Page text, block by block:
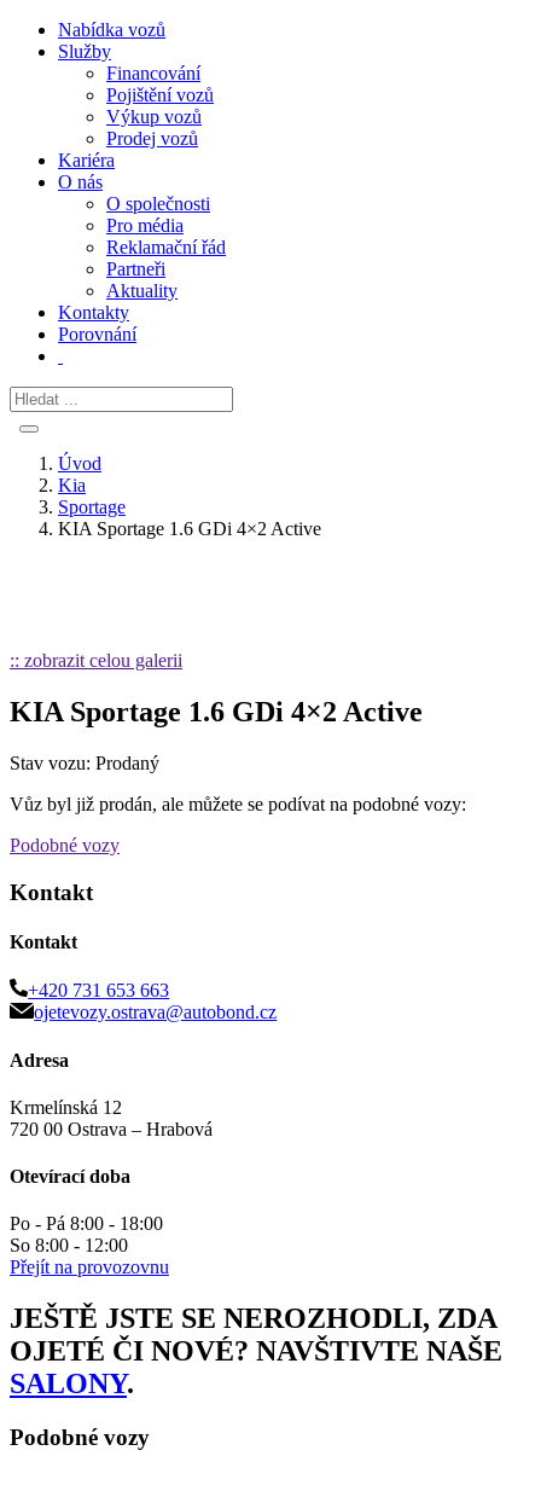
Nabídka vozů
Služby
Financování
Pojištění vozů
Výkup vozů
Prodej vozů
Kariéra
O nás
O společnosti
Pro média
Reklamační řád
Partneři
Aktuality
Kontakty
Porovnání
Úvod
Kia
Sportage
KIA Sportage 1.6 GDi 4×2 Active
:: zobrazit celou galerii
KIA Sportage 1.6 GDi 4×2 Active
Stav vozu: Prodaný
Vůz byl již prodán, ale můžete se podívat na podobné vozy:
Podobné vozy
Kontakt
Kontakt
+420 731 653 663
ojetevozy.ostrava@autobond.cz
Adresa
Krmelínská 12
720 00 Ostrava – Hrabová
Otevírací doba
Po - Pá 8:00 - 18:00
So 8:00 - 12:00
Přejít na provozovnu
JEŠTĚ JSTE SE NEROZHODLI, ZDA
OJETÉ ČI NOVÉ? NAVŠTIVTE NAŠE
SALONY.
Podobné vozy